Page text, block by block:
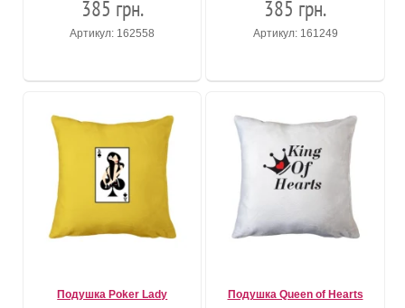
385 грн.
Артикул: 162558
385 грн.
Артикул: 161249
Подушка Poker Lady Подушка Queen of Hearts